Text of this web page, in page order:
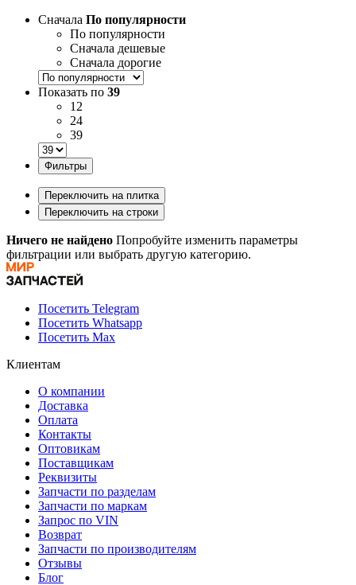
Сначала По популярности
По популярности
Сначала дешевые
Сначала дорогие
Показать по 39
12
24
39
Фильтры
Переключить на плитка
Переключить на строки
Ничего не найдено Попробуйте изменить параметры
фильтрации или выбрать другую категорию.
Посетить Telegram
Посетить Whatsapp
Посетить Max
Клиентам
О компании
Доставка
Оплата
Контакты
Оптовикам
Поставщикам
Реквизиты
Запчасти по разделам
Запчасти по маркам
Запрос по VIN
Возврат
Запчасти по производителям
Отзывы
Блог